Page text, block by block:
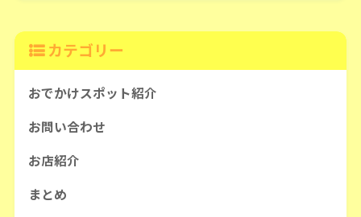
カテゴリー
おでかけスポット紹介
お問い合わせ
お店紹介
まとめ